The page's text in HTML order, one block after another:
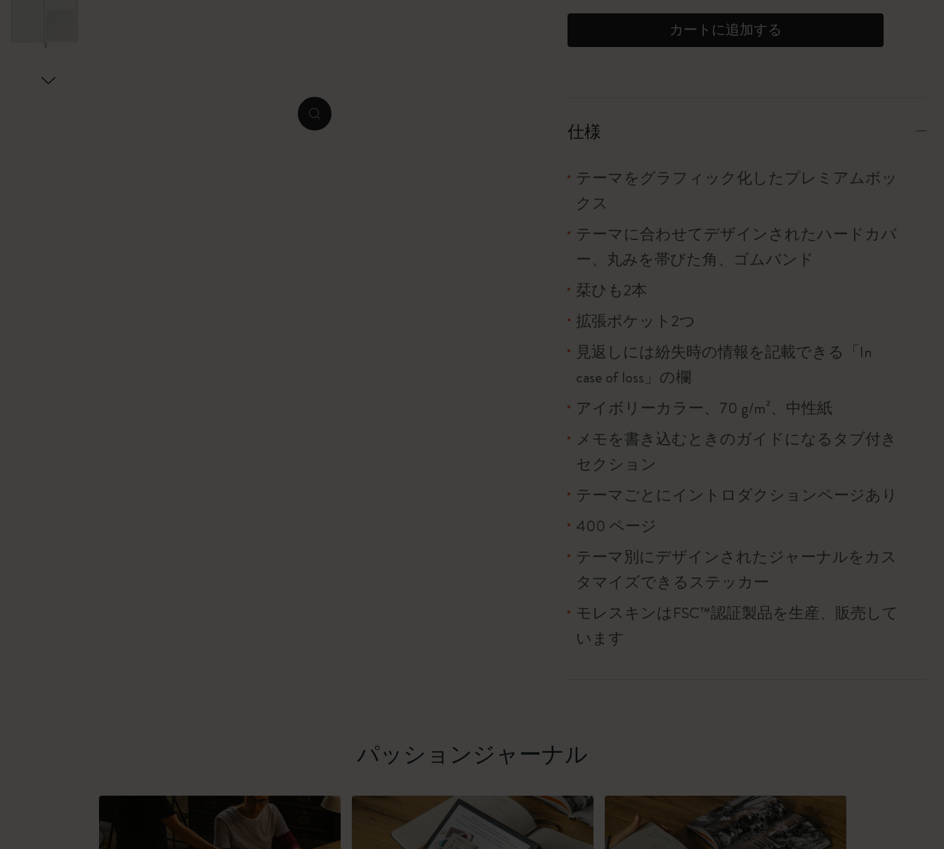
zoom.cta
カートに追加する
仕様
テーマをグラフィック化したプレミアムボッ
クス
テーマに合わせてデザインされたハードカバ
ー、丸みを帯びた角、ゴムバンド
栞ひも2本
拡張ポケット2つ
見返しには紛失時の情報を記載できる「In
case of loss」の欄
アイボリーカラー、70 g/m²、中性紙
メモを書き込むときのガイドになるタブ付き
セクション
テーマごとにイントロダクションページあり
400 ページ
テーマ別にデザインされたジャーナルをカス
タマイズできるステッカー
モレスキンはFSC™認証製品を生産、販売して
います
パッションジャーナル